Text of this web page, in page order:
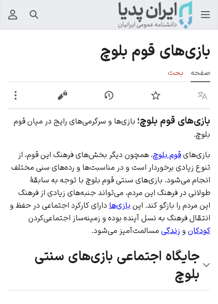
جستجو
بازی‌های قوم بلوچ
صفحه بحث
زبان پیگیری نمایش تاریخچهنمایش مبدأ
بازی‌های قوم بلوچ؛ بازی‌ها و سرگرمی‌های رایج در میان قوم
بلوچ.
بازی‌های قوم بلوچ، همچون دیگر بخش‌های فرهنگ این قوم، از
تنوع زیادی برخوردار است و در مناسبت‌ها و رده‌های سنی مختلف
انجام می‌شود. بازی‌های سنتی قوم بلوچ با توجه به سابقهٔ
طولانی در فرهنگ این مردم، می‌تواند جنبه‌های زیادی از فرهنگ
این مردم را بازگو کند. این بازی‌ها دارای کارکرد اجتماعی در حفظ و
انتقال فرهنگ به نسل آینده بوده و زمینه‌ساز اجتماعی‌کردن
کودکان و زندگی مسالمت‌آمیز می‌شود.
جایگاه اجتماعی بازی‌های سنتی
بلوچ